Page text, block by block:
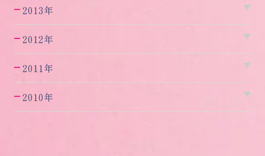
2013年
2012年
2011年
2010年